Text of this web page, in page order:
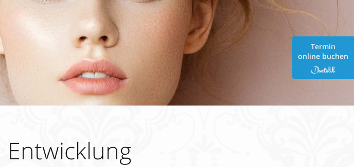
Hörsturz-Therapie
Allergien
Schwindeltherapie
Schlafapnoe Screening
HNO Krebsvorsorge
Funktionell-plast. Nasenkorrektur
Termin
online buchen